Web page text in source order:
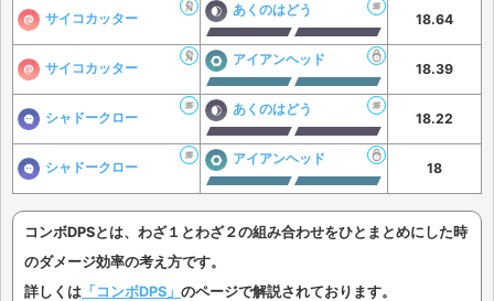
サイコカッター
あくのはどう
18.64
サイコカッター
アイアンヘッド
18.39
シャドークロー
あくのはどう
18.22
シャドークロー
アイアンヘッド
18
コンボDPSとは、わざ１とわざ２の組み合わせをひとまとめにした時
のダメージ効率の考え方です。
詳しくは 「コンボDPS」 のページで解説されております。